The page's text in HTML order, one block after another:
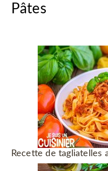
Pâtes
Recette de tagliatelles